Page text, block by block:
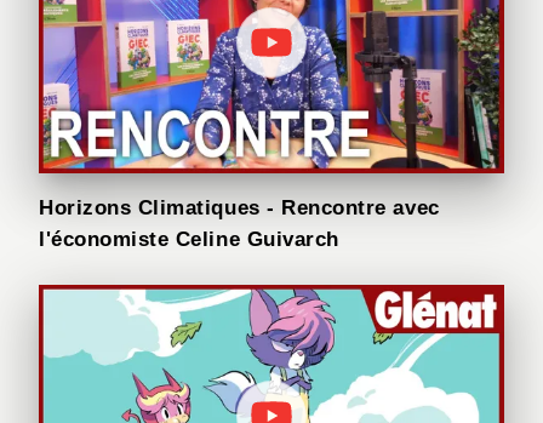
Horizons Climatiques - Rencontre avec
l'économiste Celine Guivarch